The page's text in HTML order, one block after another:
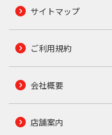
サイトマップ
ご利用規約
会社概要
店舗案内